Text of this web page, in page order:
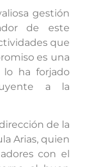
gestión
de este
que
es una
lo ha forjado
a la
de la
Arias, quien
con el